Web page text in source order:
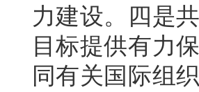
力建设。四是
目标提供有力
同有关国际组